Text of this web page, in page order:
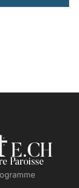
Paroisse